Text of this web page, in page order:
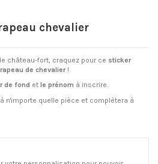
chevalier
château-fort, craquez pour ce sticker
de chevalier !
de fond et le prénom à inscrire.
n'importe quelle pièce et complètera à